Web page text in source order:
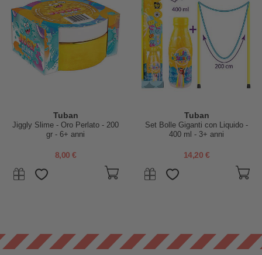
Tuban
Jiggly Slime - Oro Perlato - 200
gr - 6+ anni
8,00 €
Tuban
Set Bolle Giganti con Liquido -
400 ml - 3+ anni
14,20 €